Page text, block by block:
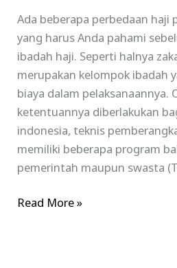
Ada beberapa perbedaan haji
yang harus Anda pahami
ibadah haji. Seperti halnya
merupakan kelompok ibadah
biaya dalam pelaksanaannya.
ketentuannya diberlakukan
indonesia, teknis
memiliki beberapa program
pemerintah maupun swasta
Read More »